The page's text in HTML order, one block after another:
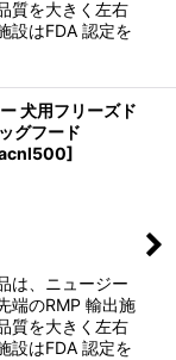
質を大きく左右
設はFDA 認定を
犬用フリーズド
グフード
]
は、ニュージー
端のRMP 輸出施
質を大きく左右
設はFDA 認定を